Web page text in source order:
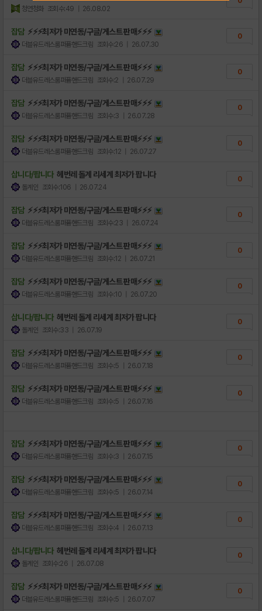
청연청화 조회수:49 | 26.08.02
잡담 ⚡⚡⚡최저가 미연동/구글/게스트 판매⚡⚡⚡
더블유드레스룸퍼퓸핸드크림 조회수:26 | 26.07.30
0
잡담 ⚡⚡⚡최저가 미연동/구글/게스트 판매⚡⚡⚡
더블유드레스룸퍼퓸핸드크림 조회수:2 | 26.07.29
0
잡담 ⚡⚡⚡최저가 미연동/구글/게스트 판매⚡⚡⚡
더블유드레스룸퍼퓸핸드크림 조회수:3 | 26.07.28
0
잡담 ⚡⚡⚡최저가 미연동/구글/게스트 판매⚡⚡⚡
더블유드레스룸퍼퓸핸드크림 조회수:12 | 26.07.27
0
삽니다/팝니다 헤번레 돌계 리세계 최저가 팝니다
돌계인 조회수:106 | 26.07.24
0
잡담 ⚡⚡⚡최저가 미연동/구글/게스트 판매⚡⚡⚡
더블유드레스룸퍼퓸핸드크림 조회수:23 | 26.07.24
0
잡담 ⚡⚡⚡최저가 미연동/구글/게스트 판매⚡⚡⚡
더블유드레스룸퍼퓸핸드크림 조회수:12 | 26.07.21
0
잡담 ⚡⚡⚡최저가 미연동/구글/게스트 판매⚡⚡⚡
더블유드레스룸퍼퓸핸드크림 조회수:10 | 26.07.20
0
삽니다/팝니다 헤번레 돌계 리세계 최저가 팝니다
돌계인 조회수:33 | 26.07.19
0
잡담 ⚡⚡⚡최저가 미연동/구글/게스트 판매⚡⚡⚡
더블유드레스룸퍼퓸핸드크림 조회수:5 | 26.07.18
0
잡담 ⚡⚡⚡최저가 미연동/구글/게스트 판매⚡⚡⚡
더블유드레스룸퍼퓸핸드크림 조회수:5 | 26.07.16
0
잡담 ⚡⚡⚡최저가 미연동/구글/게스트 판매⚡⚡⚡
더블유드레스룸퍼퓸핸드크림 조회수:3 | 26.07.15
0
잡담 ⚡⚡⚡최저가 미연동/구글/게스트 판매⚡⚡⚡
더블유드레스룸퍼퓸핸드크림 조회수:5 | 26.07.14
0
잡담 ⚡⚡⚡최저가 미연동/구글/게스트 판매⚡⚡⚡
더블유드레스룸퍼퓸핸드크림 조회수:4 | 26.07.13
0
삽니다/팝니다 헤번레 돌계 리세계 최저가 팝니다
돌계인 조회수:26 | 26.07.08
0
잡담 ⚡⚡⚡최저가 미연동/구글/게스트 판매⚡⚡⚡
더블유드레스룸퍼퓸핸드크림 조회수:5 | 26.07.07
0